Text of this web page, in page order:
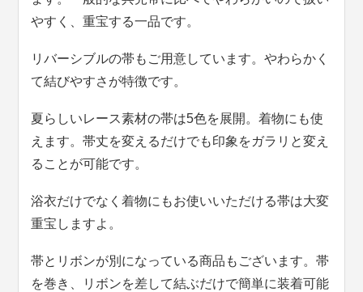
やすく、重宝する一品です。
リバーシブルの帯もご用意しています。やわらかく
て結びやすさが特徴です。
夏らしいレース素材の帯は5色を展開。着物にも使
えます。帯丈を変えるだけでも印象をガラリと変え
ることが可能です。
浴衣だけでなく着物にもお使いいただける帯は大変
重宝しますよ。
帯とリボンが別になっている商品もございます。帯
を巻き、リボンを差して結ぶだけで簡単に装着可能